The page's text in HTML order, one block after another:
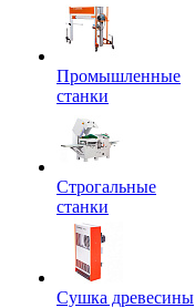
Промышленные
станки
Строгальные
станки
Сушка древесины